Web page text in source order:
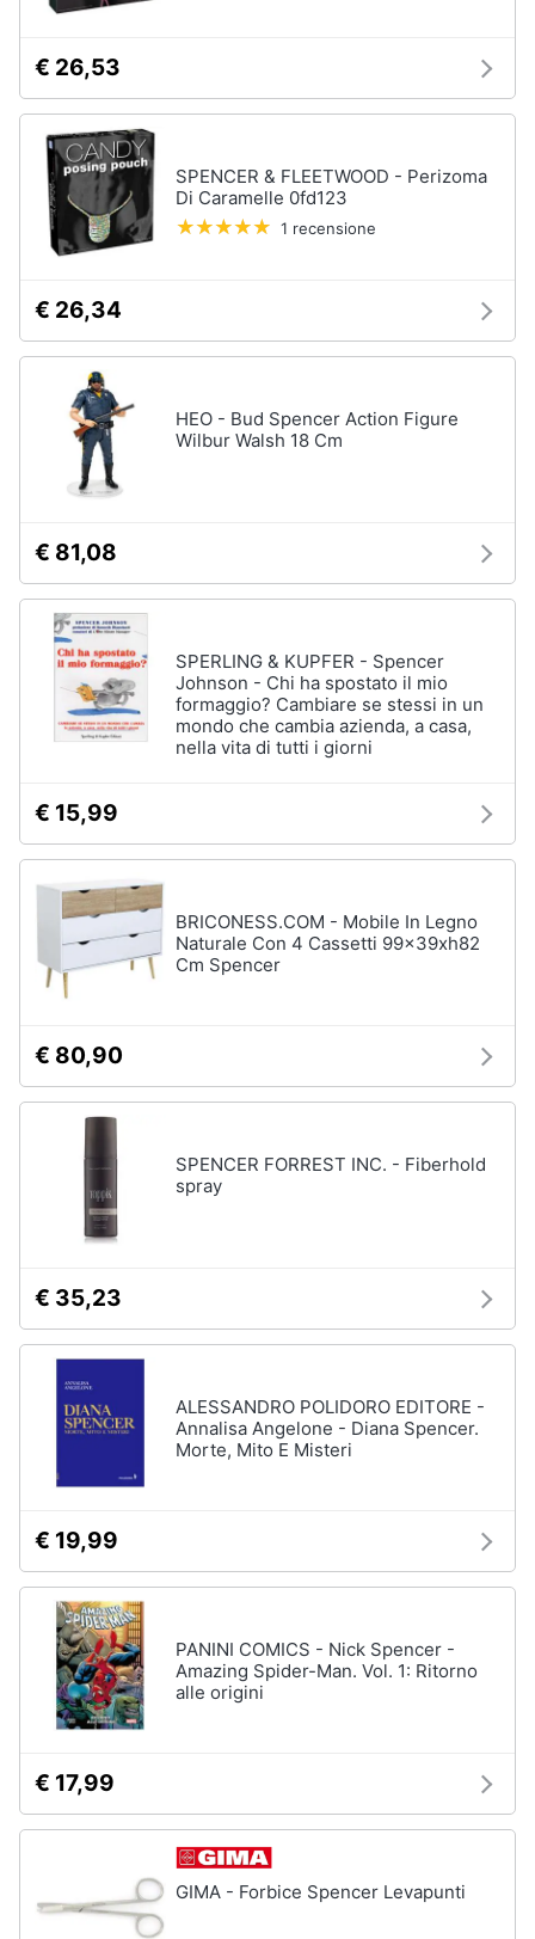
€ 26,53
SPENCER & FLEETWOOD - Perizoma
Di Caramelle 0fd123
1 recensione
€ 26,34
HEO - Bud Spencer Action Figure
Wilbur Walsh 18 Cm
€ 81,08
SPERLING & KUPFER - Spencer
Johnson - Chi ha spostato il mio
formaggio? Cambiare se stessi in un
mondo che cambia azienda, a casa,
nella vita di tutti i giorni
€ 15,99
BRICONESS.COM - Mobile In Legno
Naturale Con 4 Cassetti 99x39xh82
Cm Spencer
€ 80,90
SPENCER FORREST INC. - Fiberhold
spray
€ 35,23
ALESSANDRO POLIDORO EDITORE -
Annalisa Angelone - Diana Spencer.
Morte, Mito E Misteri
€ 19,99
PANINI COMICS - Nick Spencer -
Amazing Spider-Man. Vol. 1: Ritorno
alle origini
€ 17,99
GIMA - Forbice Spencer Levapunti